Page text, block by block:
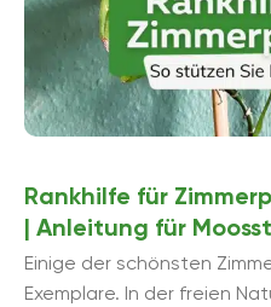
Rankhilfe für
| Anleitung für
Einige der schönsten
Exemplare. In der freien